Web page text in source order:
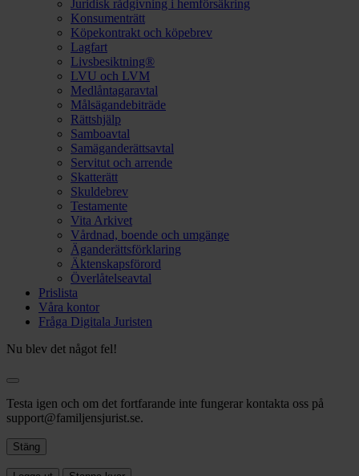
Juridisk rådgivning i hemförsäkring
Konsumenträtt
Köpekontrakt och köpebrev
Lagfart
Livsbesiktning®
LVU och LVM
Medlåntagaravtal
Målsägandebiträde
Rättshjälp
Samboavtal
Samäganderättsavtal
Servitut och arrende
Skatterätt
Skuldebrev
Testamente
Vita Arkivet
Vårdnad, boende och umgänge
Äganderättsförklaring
Äktenskapsförord
Överlåtelseavtal
Prislista
Våra kontor
Fråga Digitala Juristen
Nu blev det något fel!
Testa igen och om det fortfarande inte fungerar kontakta oss på
support@familjensjurist.se.
Stäng